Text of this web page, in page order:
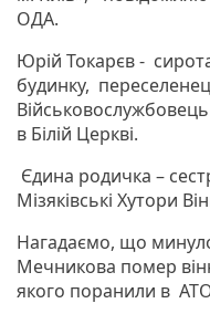
ОДА.
Юрій Токарєв -
будинку,
в Білій Церкві.
Єдина родичка –
Мізяківські Хутори
Нагадаємо, що
Мечникова помер
якого поранили в